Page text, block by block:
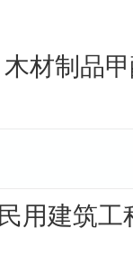
材制品
用建筑